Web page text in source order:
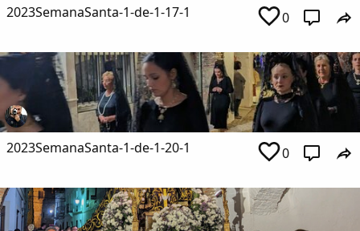
2023SemanaSanta-1-de-1-17-1 0
2023SemanaSanta-1-de-1-20-1 0